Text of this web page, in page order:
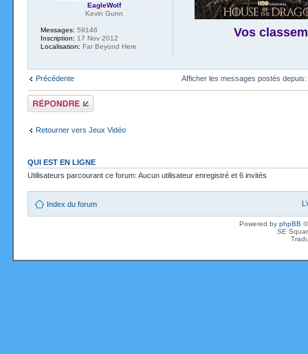
Vos
EagleWolf
Kevin Gunn
Messages: 59146
Inscription: 17 Nov 2012
Localisation: Far Beyond Here
Précédente Afficher les messages postés depuis:
Répondre
Retourner vers Jeux Vidéo
QUI EST EN LIGNE
Utilisateurs parcourant ce forum: Aucun utilisateur enregistré et 6 invités
Index du forum
Powered by phpBB
SE